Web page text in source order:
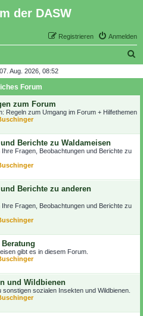
der DASW
Anmelden
Registrieren
h
e
Aug. 2026, 08:52
Forum
zum Forum
Regeln zum Umgang im Forum + Hilfethemen
Berichte zu Waldameisen
Fragen, Beobachtungen und Berichte zu
Berichte zu anderen
Fragen, Beobachtungen und Berichte zu
gibt es in diesem Forum.
und Wildbienen
sozialen Insekten und Wildbienen.